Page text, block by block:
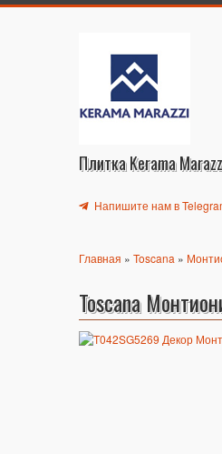
Плитка Kerama
Напишите нам в
Главная » Toscana »
Toscana